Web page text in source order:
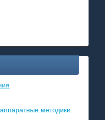
методики